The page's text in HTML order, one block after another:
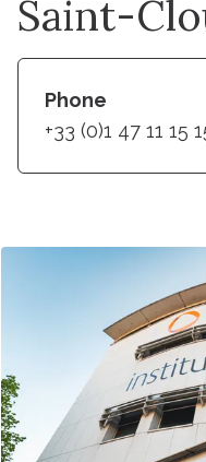
Saint-
Phone
+33 (0)1 47 11 15